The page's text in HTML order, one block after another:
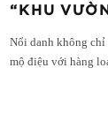
“KHU
Nổi danh không chỉ
mộ điệu với hàng